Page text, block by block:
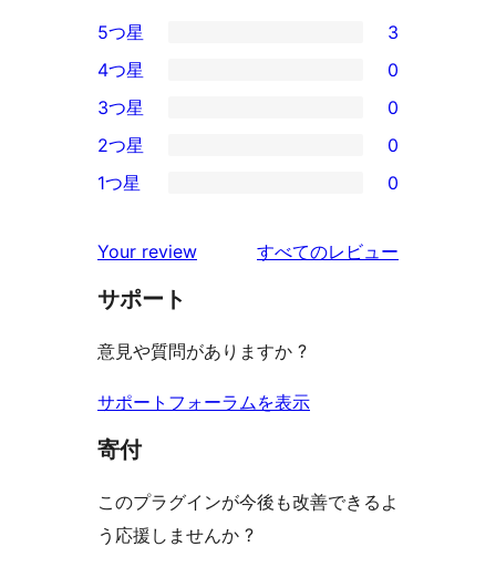
3
5-
星
レ
ビ
ー
5つ星 3
4-
星
レ
ュ
ー
4つ星 0
0
3-
星
ビ
ュ
3つ星 0
2-
レ
ビ
ー
2つ星 0
星
レ
ュ
ー
1つ星 0
Your review すべてのレビュー
サポート
意見や質問がありますか ?
サポートフォーラムを表示
寄付
このプラグインが今後も改善できるよ
う応援しませんか ?